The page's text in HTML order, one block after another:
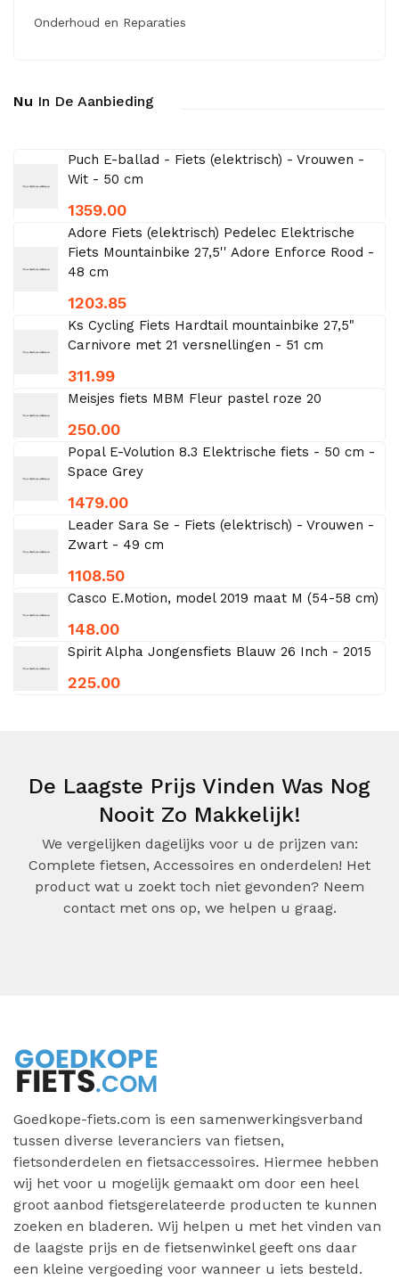
Onderhoud en Reparaties
Nu In De Aanbieding
Puch E-ballad - Fiets (elektrisch) - Vrouwen -
Wit - 50 cm
1359.00
Adore Fiets (elektrisch) Pedelec Elektrische
Fiets Mountainbike 27,5'' Adore Enforce Rood -
48 cm
1203.85
Ks Cycling Fiets Hardtail mountainbike 27,5"
Carnivore met 21 versnellingen - 51 cm
311.99
Meisjes fiets MBM Fleur pastel roze 20
250.00
Popal E-Volution 8.3 Elektrische fiets - 50 cm -
Space Grey
1479.00
Leader Sara Se - Fiets (elektrisch) - Vrouwen -
Zwart - 49 cm
1108.50
Casco E.Motion, model 2019 maat M (54-58 cm)
148.00
Spirit Alpha Jongensfiets Blauw 26 Inch - 2015
225.00
De Laagste Prijs Vinden Was Nog
Nooit Zo Makkelijk!
We vergelijken dagelijks voor u de prijzen van:
Complete fietsen, Accessoires en onderdelen! Het
product wat u zoekt toch niet gevonden? Neem
contact met ons op, we helpen u graag.
Goedkope-fiets.com is een samenwerkingsverband
tussen diverse leveranciers van fietsen,
fietsonderdelen en fietsaccessoires. Hiermee hebben
wij het voor u mogelijk gemaakt om door een heel
groot aanbod fietsgerelateerde producten te kunnen
zoeken en bladeren. Wij helpen u met het vinden van
de laagste prijs en de fietsenwinkel geeft ons daar
een kleine vergoeding voor wanneer u iets besteld.